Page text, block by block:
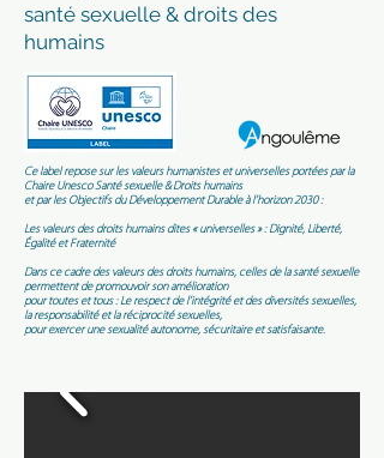
santé sexuelle & droits des
humains
Ce label repose sur les valeurs humanistes et universelles portées par la
Chaire Unesco Santé sexuelle & Droits humains
et par les Objectifs du Développement Durable à l’horizon 2030 :
Les valeurs des droits humains dites « universelles » : Dignité, Liberté,
Égalité et Fraternité
Dans ce cadre des valeurs des droits humains, celles de la santé sexuelle
permettent de promouvoir son amélioration
pour toutes et tous : Le respect de l’intégrité et des diversités sexuelles,
la responsabilité et la réciprocité sexuelles,
pour exercer une sexualité autonome, sécuritaire et satisfaisante.